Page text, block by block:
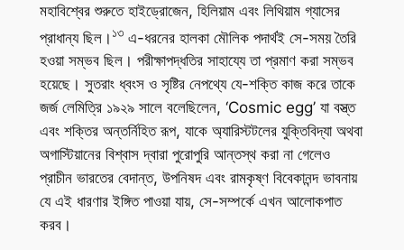
মহাবিশ্বের শুরুতে হাইড্রোজেন, হিলিয়াম এবং লিথিয়াম গ্যাসের
প্রাধান্য ছিল। ১৩এ-ধরনের হালকা মৌলিক পদার্থই সে-সময় তৈরি
হওয়া সম্ভব ছিল। পরীক্ষাপদ্ধতির সাহায্যে তা প্রমাণ করা সম্ভব
হয়েছে। সুতরাং ধ্বংস ও সৃষ্টির নেপথ্যে যে-শক্তি কাজ করে তাকে
জর্জ লেমিত্রি ১৯২৯ সালে বলেছিলেন, ‘Cosmic egg’ যা বস্ত্ত
এবং শক্তির অন্তর্নিহিত রূপ, যাকে অ্যারিস্টটলের যুক্তিবিদ্যা অথবা
অগাস্টিয়ানের বিশ্বাস দ্বারা পুরোপুরি আন্তস্থ করা না গেলেও
প্রাচীন ভারতের বেদান্ত, উপনিষদ এবং রামকৃষ্ণ বিবেকানন্দ ভাবনায়
যে এই ধারণার ইঙ্গিত পাওয়া যায়, সে-সম্পর্কে এখন আলোকপাত
করব।